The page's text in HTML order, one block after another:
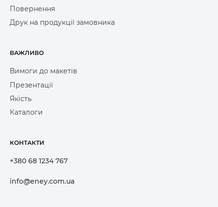
Повернення
Друк на продукції замовника
ВАЖЛИВО
Вимоги до макетів
Презентації
Якість
Каталоги
КОНТАКТИ
+380 68 1234 767
info@eney.com.ua